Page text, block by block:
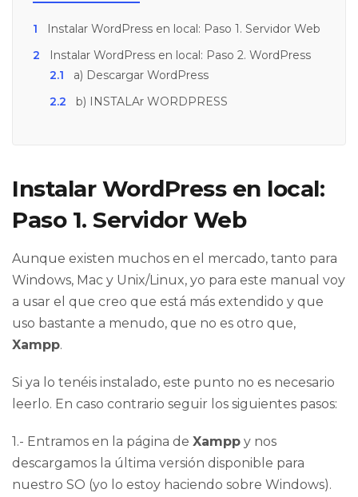
1
Instalar WordPress en local: Paso 1. Servidor Web
2
Instalar WordPress en local: Paso 2. WordPress
2.1
a) Descargar WordPress
2.2
b) INSTALAr WORDPRESS
Instalar WordPress en local:
Paso 1. Servidor Web
Aunque existen muchos en el mercado, tanto para
Windows, Mac y Unix/Linux, yo para este manual voy
a usar el que creo que está más extendido y que
uso bastante a menudo, que no es otro que,
Xampp.
Si ya lo tenéis instalado, este punto no es necesario
leerlo. En caso contrario seguir los siguientes pasos:
1.- Entramos en la página de Xampp y nos
descargamos la última versión disponible para
nuestro SO (yo lo estoy haciendo sobre Windows).